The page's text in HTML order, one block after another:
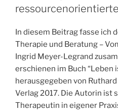
In diesem Beitrag fasse ich
Therapie und Beratung –
Ingrid Meyer-Legrand
erschienen im Buch “Leben
herausgegeben von
Verlag 2017. Die Autorin ist
Therapeutin in eigener